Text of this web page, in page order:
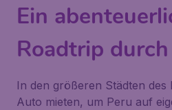
Ein
Roadtrip
In den größeren Städten des
Auto mieten, um Peru auf